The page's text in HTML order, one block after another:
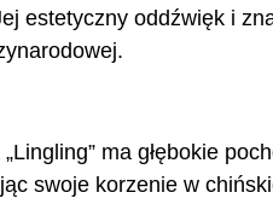
estetyczny oddźwięk i
ma głębokie
swoje korzenie w